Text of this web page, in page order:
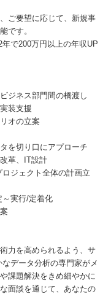
ご要望に応じて、新規事
です。
で200万円以上の年収UP
ジネス部門間の橋渡し
装支援
オの立案
を切り口にアプローチ
革、IT設計
ジェクト全体の計画立
～実行/定着化
力を高められるよう、サ
データ分析の専門家がメ
課題解決をきめ細やかに
面談を通じて、あなたの